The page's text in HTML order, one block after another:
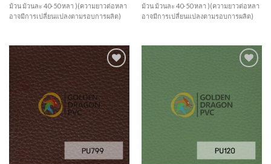
ม้วน ม้วนละ 40-50 หลา )(ความยาวต่อหลา
อาจมีการเปลี่ยนแปลงตามรอบการผลิต)
ม้วน ม้วนละ 40-50 หลา )(ความยาวต่อหลา
อาจมีการเปลี่ยนแปลงตามรอบการผลิต)
Add to
Wishlist
Wishlist